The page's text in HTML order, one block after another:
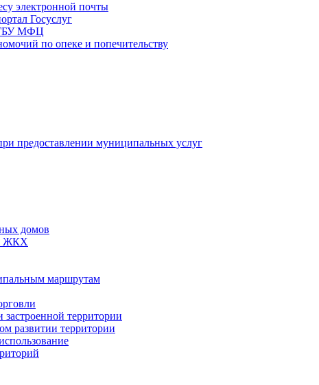
электронной почты
Госуслуг
ГБУ МФЦ
по опеке и попечительству
предоставлении муниципальных услуг
домов
ЖКХ
маршрутам
территории
развитии территории